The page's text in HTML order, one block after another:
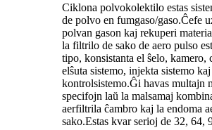
Ciklona polvokolektilo estas
de polvo en fumgaso/gaso.Ĉefe
polvan gason kaj rekuperi
la filtrilo de sako de aero pulso
tipo, konsistanta el ŝelo, kamero,
elŝuta sistemo, injekta sistemo
kontrolsistemo.Ĝi havas multajn
specifojn laŭ la malsamaj
aerfiltrila ĉambro kaj la endoma
sako.Estas kvar serioj de 32, 64,